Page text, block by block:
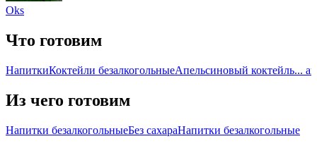
Oks
Что готовим
НапиткиКоктейли безалкогольныеАпельсиновый коктейль...
Из чего готовим
Напитки безалкогольныеБез сахараНапитки безалкогольные